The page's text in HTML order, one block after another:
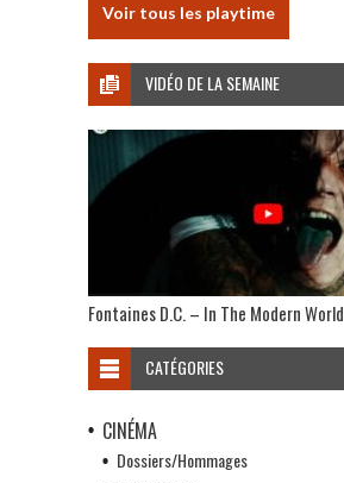
Voir tous les playtime
VIDÉO DE LA SEMAINE
Fontaines D.C. – In The Modern World
CATÉGORIES
CINÉMA
Dossiers/Hommages